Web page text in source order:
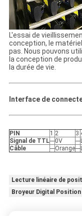
L'essai de
conception, le
pas. Nous pouvons
la conception de
la durée de vie.
Interface de
PIN 1 2 3
Signal de TTL---0V ---
Câble
---Orange---
Lecture linéaire de
Broyeur Digital